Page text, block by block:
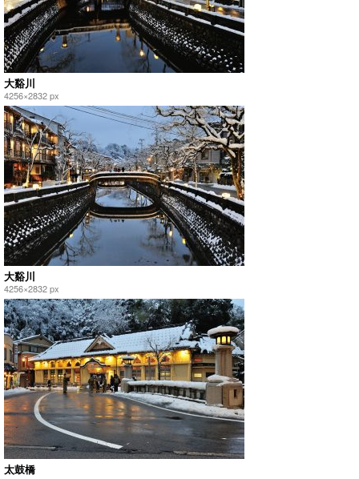
大谿川
4256×2832 px
大谿川
4256×2832 px
太鼓橋